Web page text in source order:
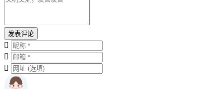
发表评论